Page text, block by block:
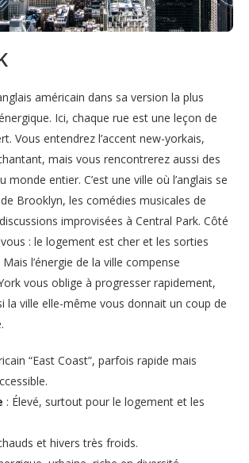
américain dans sa version la plus
Ici, chaque rue est une leçon de
Vous entendrez l’accent new-yorkais,
mais vous rencontrerez aussi des
monde entier. C’est une ville où l’anglais se
Brooklyn, les comédies musicales de
improvisées à Central Park. Côté
: le logement est cher et les sorties
Mais l’énergie de la ville compense
vous oblige à progresser rapidement,
la ville elle-même vous donnait un coup de
“East Coast”, parfois rapide mais
: Élevé, surtout pour le logement et les
et hivers très froids.